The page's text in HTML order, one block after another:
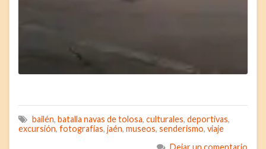
bailén, batalla navas de tolosa, culturales, deportivas,
excursión, fotografías, jaén, museos, senderismo, viaje
Dejar un comentario